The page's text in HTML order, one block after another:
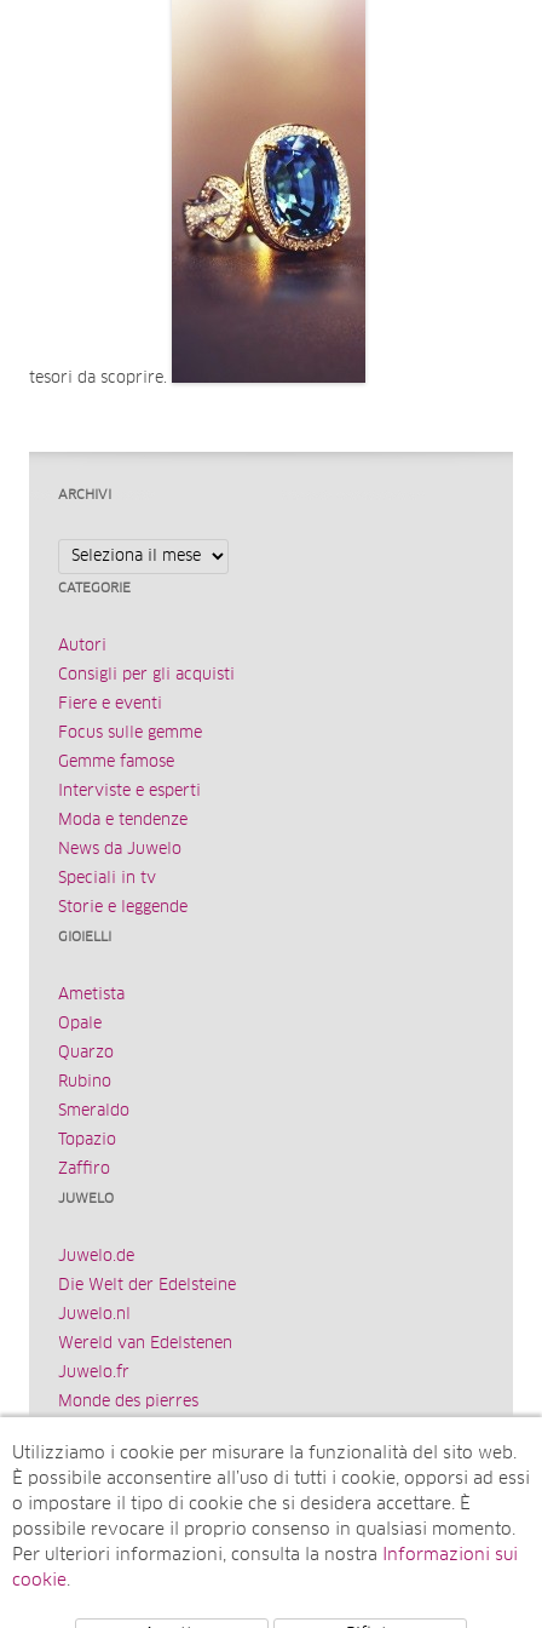
tesori da scoprire.
ARCHIVI
Archivi
CATEGORIE
Autori
Consigli per gli acquisti
Fiere e eventi
Focus sulle gemme
Gemme famose
Interviste e esperti
Moda e tendenze
News da Juwelo
Speciali in tv
Storie e leggende
GIOIELLI
Ametista
Opale
Quarzo
Rubino
Smeraldo
Topazio
Zaffiro
JUWELO
Juwelo.de
Die Welt der Edelsteine
Juwelo.nl
Wereld van Edelstenen
Juwelo.fr
Monde des pierres
El mundo de las piedras preciosas
Rocks & Co.
Juwelo.com
Ädelstenarnas Värld
Utilizziamo i cookie per misurare la funzionalità del sito web.
È possibile acconsentire all’uso di tutti i cookie, opporsi ad essi
o impostare il tipo di cookie che si desidera accettare. È
possibile revocare il proprio consenso in qualsiasi momento.
Per ulteriori informazioni, consulta la nostra
Informazioni sui
cookie.